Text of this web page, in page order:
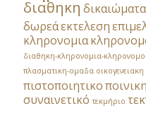
διαθηκη δικαιώματα
δωρεάεκτελεση
κληρονομια
διαθηκη-κληρονομια-
πλασματικη-ομαδα οικογενειακη
πιστοποιητικοποινικη
συναινετικό τεκμήριο